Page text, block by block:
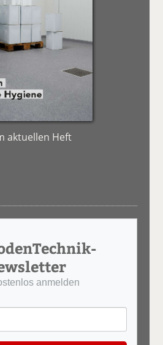
aktuellen Heft
anmelden